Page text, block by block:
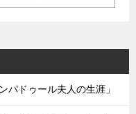
パドゥール夫人の生涯」